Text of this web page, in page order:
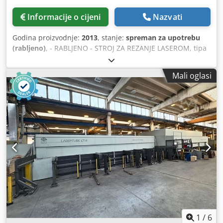
okruglih dijelova dodirom Referentni rubovi ili površine
Ispitna grafika Grafički prikaz uzoraka bušenja USB
podatkovna sučelja
Informacije o cijeni Nazvati
Godina proizvodnje: 2013, stanje: spreman za upotrebu
(rabljeno), - RABLJENO - STROJ ZA REZANJE LASEROM, tipa
FIBER, s SUSTAVOM ZA IZMJENU PALETA i SUSTAVOM ZA
UTROVARAJE/IZDAVANJE HOD OSI X: 3270 mm HOD OSI Y:
1550 mm HOD OSI Z: 100 mm Cjdpfx Agjvhc S Ho Usrf
RADNA POVRŠINA: 3070 x 1550 mm DOZVOLJENO
OPTEREĆENJE NA STOLU: 920 kg IZVOR: AJ2000 Fiber; 2000
W UPRAVLJAČKA JEDINICA: AMADA AMNC3i TEŽINA: 11200
kg UKUPNE DIMENZIJE: 10028 x 2900 x 2000 mm
NAPOMENA: S SUSTAVOM ZA UTROVARAJE/IZDAVANJE,
model LKI mod.LST3015FLC-AJ, godina proizvodnje 2013;
AUTOMATSKA IZMJENA MLAZNICE
Mali oglasi
1 / 6